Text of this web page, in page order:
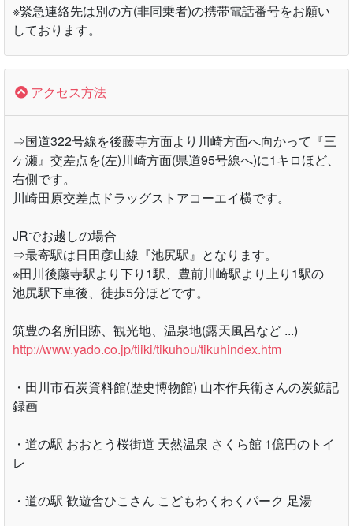
※緊急連絡先は別の方(非同乗者)の携帯電話番号をお願い
しております。
アクセス方法
⇒国道322号線を後藤寺方面より川崎方面へ向かって『三
ケ瀬』交差点を(左)川崎方面(県道95号線へ)に1キロほど、
右側です。
川崎田原交差点ドラッグストアコーエイ横です。
JRでお越しの場合
⇒最寄駅は日田彦山線『池尻駅』となります。
※田川後藤寺駅より下り1駅、豊前川崎駅より上り1駅の
池尻駅下車後、徒歩5分ほどです。
筑豊の名所旧跡、観光地、温泉地(露天風呂など ...)
http://www.yado.co.jp/tiiki/tikuhou/tikuhindex.htm
・田川市石炭資料館(歴史博物館) 山本作兵衛さんの炭鉱記
録画
・道の駅 おおとう桜街道 天然温泉 さくら館 1億円のトイ
レ
・道の駅 歓遊舎ひこさん こどもわくわくパーク 足湯